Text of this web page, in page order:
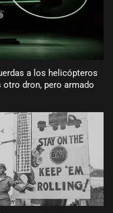
a los helicópteros
otro dron, pero armado